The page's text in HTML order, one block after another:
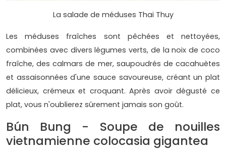
La salade de méduses Thai Thuy
Les méduses fraîches sont pêchées et nettoyées,
combinées avec divers légumes verts, de la noix de coco
fraîche, des calmars de mer, saupoudrés de cacahuètes
et assaisonnées d'une sauce savoureuse, créant un plat
délicieux, crémeux et croquant. Après avoir dégusté ce
plat, vous n'oublierez sûrement jamais son goût.
Bún Bung - Soupe de nouilles
vietnamienne colocasia gigantea